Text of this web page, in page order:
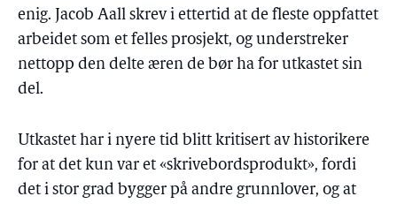
enig. Jacob Aall skrev i ettertid at de fleste oppfattet
arbeidet som et felles prosjekt, og understreker
nettopp den delte æren de bør ha for utkastet sin
del.
Utkastet har i nyere tid blitt kritisert av historikere
for at det kun var et «skrivebordsprodukt», fordi
det i stor grad bygger på andre grunnlover, og at